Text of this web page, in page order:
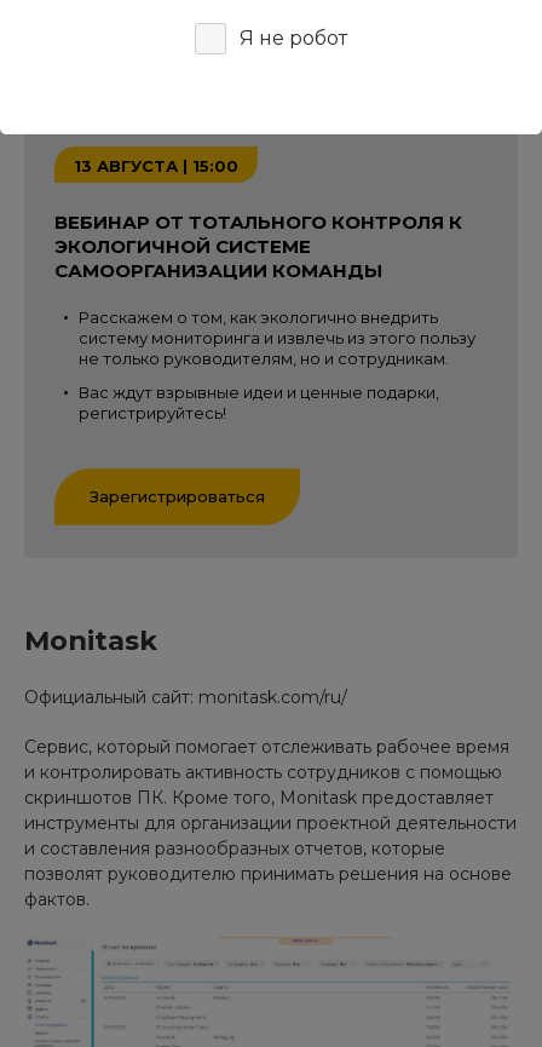
Я не робот
13 АВГУСТА | 15:00
ВЕБИНАР ОТ ТОТАЛЬНОГО КОНТРОЛЯ К
ЭКОЛОГИЧНОЙ СИСТЕМЕ
САМООРГАНИЗАЦИИ КОМАНДЫ
Расскажем о том, как экологично внедрить
систему мониторинга и извлечь из этого пользу
не только руководителям, но и сотрудникам.
Вас ждут взрывные идеи и ценные подарки,
регистрируйтесь!
Зарегистрироваться
Monitask
Официальный сайт: monitask.com/ru/
Сервис, который помогает отслеживать рабочее время
и контролировать активность сотрудников с помощью
скриншотов ПК. Кроме того, Monitask предоставляет
инструменты для организации проектной деятельности
и составления разнообразных отчетов, которые
позволят руководителю принимать решения на основе
фактов.